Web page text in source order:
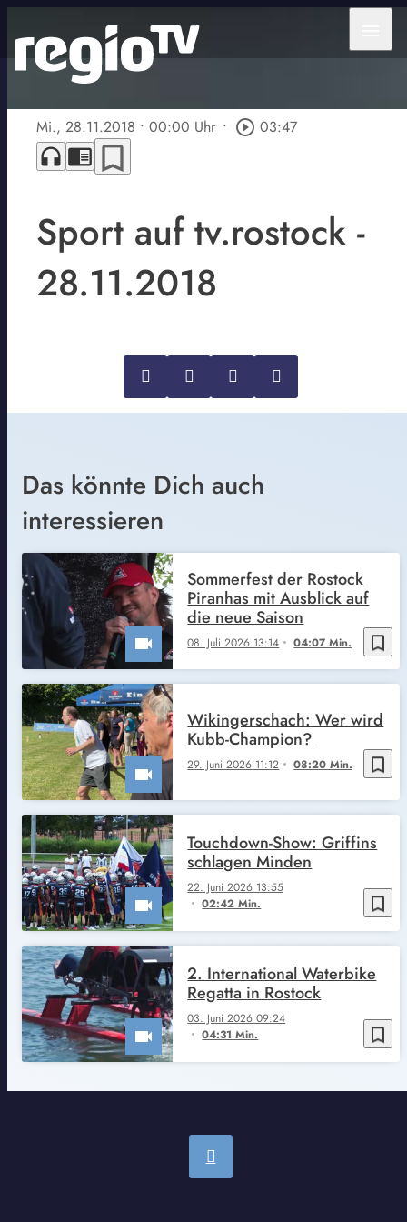
Mi., 28.11.2018 • 00:00 Uhr • play_circle_outline 03:47
headphones chrome_reader_mode bookmark_border
Sport auf tv.rostock -
28.11.2018
Das könnte Dich auch
interessieren
bookmark_border
08. Juli 2026 13:14 04:07 Min.
Sommerfest der Rostock
Piranhas mit Ausblick auf
die neue Saison
bookmark_border
29. Juni 2026 11:12 08:20 Min.
Wikingerschach: Wer wird
Kubb-Champion?
bookmark_border
22. Juni 2026 13:55
02:42 Min.
Touchdown-Show: Griffins
schlagen Minden
bookmark_border
03. Juni 2026 09:24
04:31 Min.
2. International Waterbike
Regatta in Rostock